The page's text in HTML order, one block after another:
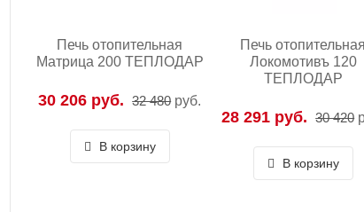
Печь отопительная
Матрица 200 ТЕПЛОДАР
30 206 руб. 32 480 руб.
В корзину
Печь отопительная
Локомотивъ 120
ТЕПЛОДАР
28 291 руб. 30 420
В корзину